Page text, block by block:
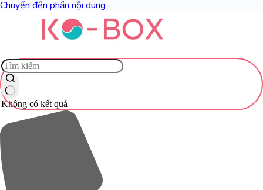
Chuyển đến phần nội dung
Không có kết quả